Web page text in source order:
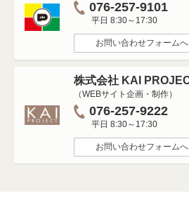
076-257-9101
平日 8:30～17:30
お問い合わせフォームへ
株式会社 KAI
（WEBサイト企画・制作）
076-257-9222
平日 8:30～17:30
お問い合わせフォームへ